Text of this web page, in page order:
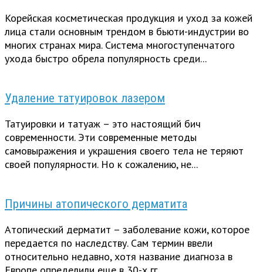
Корейская косметическая продукция и уход за кожей
лица стали основным трендом в бьюти-индустрии во
многих странах мира. Система многоступенчатого
ухода быстро обрела популярность среди...
Удаление татуировок лазером
Татуировки и татуаж – это настоящий бич
современности. Эти современные методы
самовыражения и украшения своего тела не теряют
своей популярности. Но к сожалению, не...
Причины атопического дерматита
Атопический дерматит – заболевание кожи, которое
передается по наследству. Сам термин ввели
относительно недавно, хотя название диагноза в